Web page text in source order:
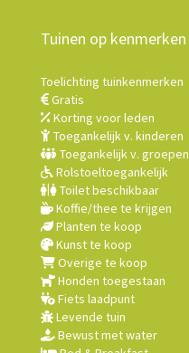
Tuinen op kenmerken
Toelichting tuinkenmerken
Gratis
Korting voor leden
Toegankelijk v. kinderen
Toegankelijk v. groepen
Rolstoeltoegankelijk
Toilet beschikbaar
Koffie/thee te krijgen
Planten te koop
Kunst te koop
Overige te koop
Honden toegestaan
Fiets laadpunt
Levende tuin
Bewust met water